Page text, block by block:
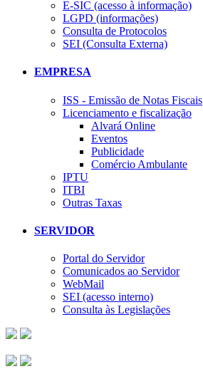
E-SIC (acesso à informação)
LGPD (informações)
Consulta de Protocolos
SEI (Consulta Externa)
EMPRESA
ISS - Emissão de Notas Fiscais
Licenciamento e fiscalização
Alvará Online
Eventos
Publicidade
Comércio Ambulante
IPTU
ITBI
Outras Taxas
SERVIDOR
Portal do Servidor
Comunicados ao Servidor
WebMail
SEI (acesso interno)
Consulta às Legislações